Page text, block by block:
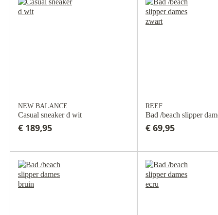
NEW BALANCE
Casual sneaker d wit
€ 189,95
REEF
Bad /beach slipper
€ 69,95